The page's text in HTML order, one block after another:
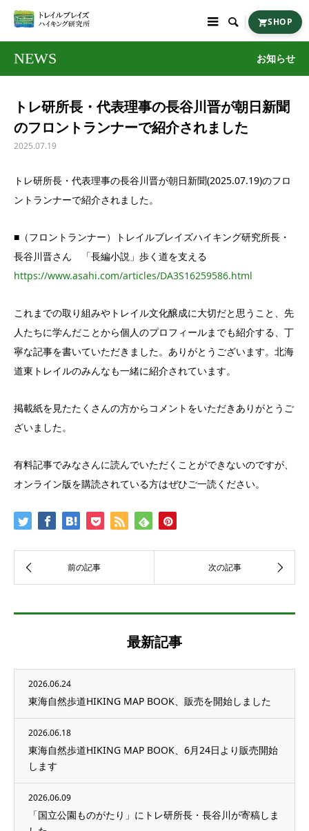
 SHOP
NEWS お知らせ
トレ研所長・代表理事の長谷川晋が朝日新聞
のフロントランナーで紹介されました
2025.07.19
トレ研所長・代表理事の長谷川晋が朝日新聞(2025.07.19)のフロ
ントランナーで紹介されました。
■（フロントランナー）トレイルブレイズハイキング研究所長・
長谷川晋さん 「長編小説」歩く道を支える
https://www.asahi.com/articles/DA3S16259586.html
これまでの取り組みやトレイル文化醸成に大切だと思うこと、先
人たちに学んだことから個人のプロフィールまでも紹介する、丁
寧な記事を書いていただきました。ありがとうございます。北海
道東トレイルのみんなも一緒に紹介されています。
掲載紙を見たたくさんの方からコメントをいただきありがとうご
ざいました。
有料記事でみなさんに読んでいただくことができないのですが、
オンライン版を購読されている方はぜひご一読ください。
最新記事
2026.06.24
東海自然歩道HIKING MAP BOOK、販売を開始しました
2026.06.18
東海自然歩道HIKING MAP BOOK、6月24日より販売開始
します
2026.06.09
「国立公園ものがたり」にトレ研所長・長谷川が寄稿しま